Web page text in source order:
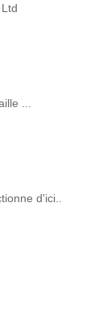
...
d'ici..